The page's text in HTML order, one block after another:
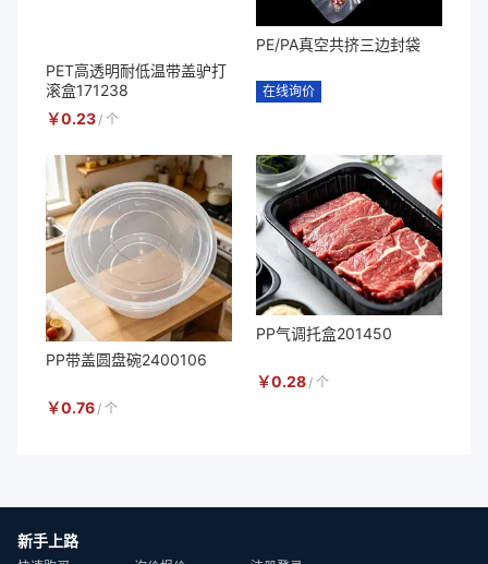
PET高透明耐低温带盖驴打
滚盒171238
￥0.23 / 个
PE/PA真空共挤三边封袋
在线询价
PP带盖圆盘碗2400106
￥0.76 / 个
PP气调托盒201450
￥0.28 / 个
新手上路